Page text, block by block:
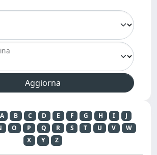
A B C D E F G H I
J
O P Q R S T U V
W
X
Y Z